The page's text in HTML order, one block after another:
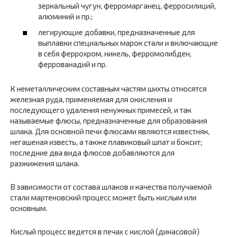
зеркальный чугун, ферромарганец, ферросилиций,
алюминий и пр.;
легирующие добавки, предназначенные для
выплавки специальных марок стали и включающие
в себя феррохром, никель, ферромолибден,
феррованадий и пр.
К неметаллическим составным частям шихты относятся
железная руда, применяемая для окисления и
последующего удаления ненужных примесей, и так
называемые флюсы, предназначенные для образования
шлака. Для основной печи флюсами являются известняк,
негашеная известь, а также плавиковый шпат и боксит;
последние два вида флюсов добавляются для
разжижения шлака.
В зависимости от состава шлаков и качества получаемой
стали мартеновский процесс может быть кислым или
основным.
Кислый процесс ведется в печах с кислой (динасовой)